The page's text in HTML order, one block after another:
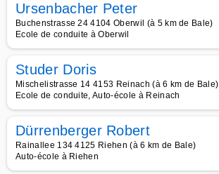
Ursenbacher Peter
Buchenstrasse 24 4104 Oberwil (à 5 km de Bale)
Ecole de conduite à Oberwil
Studer Doris
Mischelistrasse 14 4153 Reinach (à 6 km de Bale)
Ecole de conduite, Auto-école à Reinach
Dürrenberger Robert
Rainallee 134 4125 Riehen (à 6 km de Bale)
Auto-école à Riehen